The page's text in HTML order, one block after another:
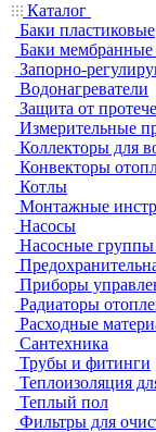
Каталог
Баки пластиковые
Баки
Запорно-
Водонагреватели
Защита от
Измерительные
Коллекторы для
Конвекторы
Котлы
Монтажные
Насосы
Насосные
Приборы
Радиаторы
Расходные
Сантехника
Трубы и фитинги
Теплоизоляция
Теплый пол
Фильтры для